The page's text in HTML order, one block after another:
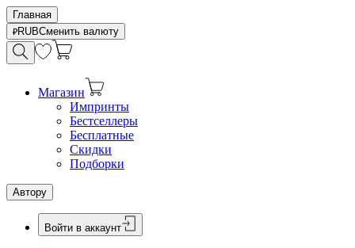
Главная
RUBСменить валюту
Магазин
Импринты
Бестселлеры
Бесплатные
Скидки
Подборки
Автору
Войти в аккаунт